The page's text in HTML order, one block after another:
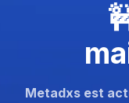
Metadxs est